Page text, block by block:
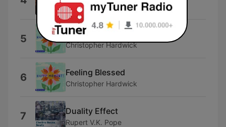
Igor Khainskyi
5 Exciting Adventures
Christopher Hardwick
6 Feeling Blessed
Christopher Hardwick
7 Duality Effect
Rupert V.K. Pope